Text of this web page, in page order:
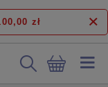
zł